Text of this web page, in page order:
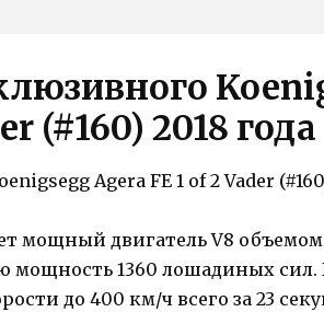
(#160) 2018 года
мощный двигатель V8 объемом
1360 лошадиных сил.
до 400 км/ч всего за 23